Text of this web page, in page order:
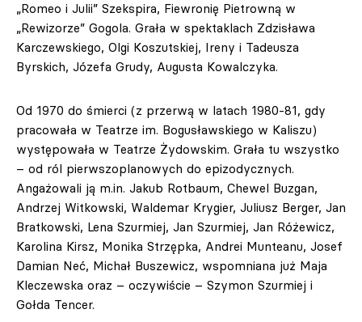
„Romeo i Julii” Szekspira, Fiewronię Pietrowną w
„Rewizorze” Gogola. Grała w spektaklach Zdzisława
Karczewskiego, Olgi Koszutskiej, Ireny i Tadeusza
Byrskich, Józefa Grudy, Augusta Kowalczyka.
Od 1970 do śmierci (z przerwą w latach 1980-81, gdy
pracowała w Teatrze im. Bogusławskiego w Kaliszu)
występowała w Teatrze Żydowskim. Grała tu wszystko
– od ról pierwszoplanowych do epizodycznych.
Angażowali ją m.in. Jakub Rotbaum, Chewel Buzgan,
Andrzej Witkowski, Waldemar Krygier, Juliusz Berger, Jan
Bratkowski, Lena Szurmiej, Jan Szurmiej, Jan Różewicz,
Karolina Kirsz, Monika Strzępka, Andrei Munteanu, Josef
Damian Neć, Michał Buszewicz, wspomniana już Maja
Kleczewska oraz – oczywiście – Szymon Szurmiej i
Gołda Tencer.